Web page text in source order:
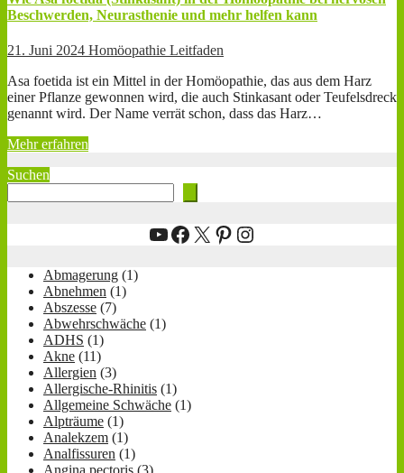
Beschwerden, Neurasthenie und mehr helfen kann
21. Juni 2024 Homöopathie Leitfaden
Asa foetida ist ein Mittel in der Homöopathie, das aus dem Harz
einer Pflanze gewonnen wird, die auch Stinkasant oder Teufelsdreck
genannt wird. Der Name verrät schon, dass das Harz…
Mehr erfahren
Suchen
YouTube
Facebook
X Pinterest
Instagram
Abmagerung (1)
Abnehmen (1)
Abszesse (7)
Abwehrschwäche (1)
ADHS (1)
Akne (11)
Allergien (3)
Allergische-Rhinitis (1)
Allgemeine Schwäche (1)
Alpträume (1)
Analekzem (1)
Analfissuren (1)